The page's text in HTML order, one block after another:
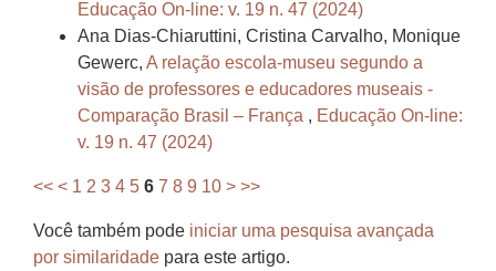
Educação On-line: v. 19 n. 47 (2024)
Ana Dias-Chiaruttini, Cristina Carvalho, Monique
Gewerc, A relação escola-museu segundo a
visão de professores e educadores museais -
Comparação Brasil – França , Educação On-line:
v. 19 n. 47 (2024)
<< < 1 2 3 4 5 6 7 8 9 10 > >>
Você também pode iniciar uma pesquisa avançada
por similaridade para este artigo.